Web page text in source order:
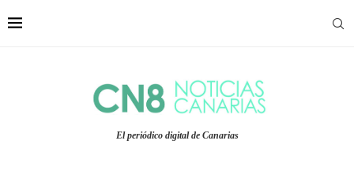
El periódico digital de Canarias